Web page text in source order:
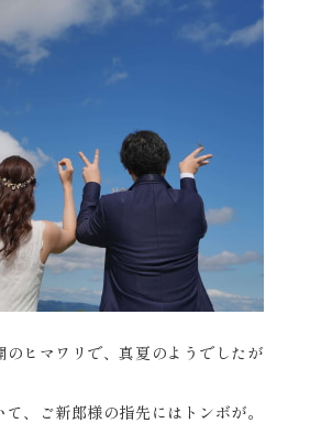
のヒマワリで、真夏のようでしたが
、ご新郎様の指先にはトンボが。